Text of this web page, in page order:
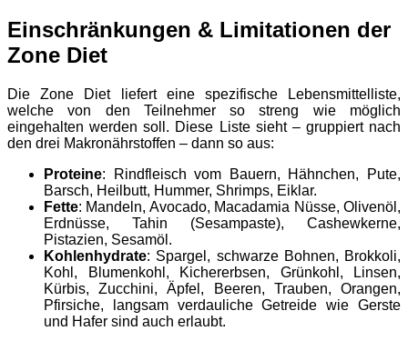
Einschränkungen & Limitationen der
Zone Diet
Die Zone Diet liefert eine spezifische Lebensmittelliste,
welche von den Teilnehmer so streng wie möglich
eingehalten werden soll. Diese Liste sieht – gruppiert nach
den drei Makronährstoffen – dann so aus:
Proteine: Rindfleisch vom Bauern, Hähnchen, Pute,
Barsch, Heilbutt, Hummer, Shrimps, Eiklar.
Fette: Mandeln, Avocado, Macadamia Nüsse, Olivenöl,
Erdnüsse, Tahin (Sesampaste), Cashewkerne,
Pistazien, Sesamöl.
Kohlenhydrate: Spargel, schwarze Bohnen, Brokkoli,
Kohl, Blumenkohl, Kichererbsen, Grünkohl, Linsen,
Kürbis, Zucchini, Äpfel, Beeren, Trauben, Orangen,
Pfirsiche, langsam verdauliche Getreide wie Gerste
und Hafer sind auch erlaubt.